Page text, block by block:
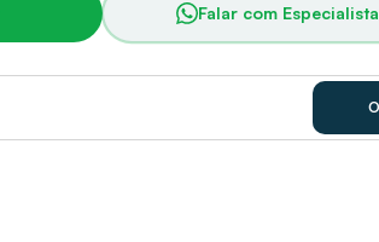
Falar com Especialista